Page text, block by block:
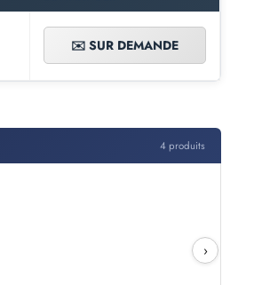
✉️ SUR DEMANDE
4 produits
›